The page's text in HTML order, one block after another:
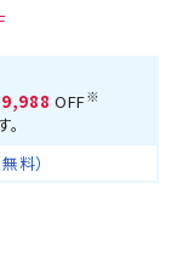
¥9,988 OFF※
料）